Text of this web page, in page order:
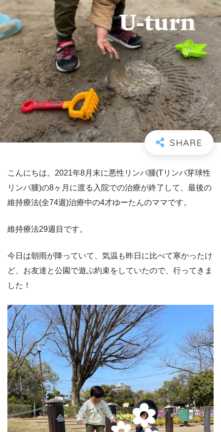
こんにちは。2021年8月末に悪性リンパ腫(Tリンパ芽球性
リンパ腫)の8ヶ月に渡る入院での治療が終了して、最後の
維持療法(全74週)治療中の4才ゆーたんのママです。
維持療法29週目です。
今日は朝雨が降っていて、気温も昨日に比べて寒かったけ
ど、お友達と公園で遊ぶ約束をしていたので、行ってきま
した！